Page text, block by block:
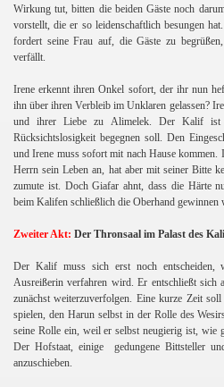
Wirkung tut, bitten die beiden Gäste noch
vorstellt, die er so leidenschaftlich besungen
fordert seine Frau auf, die Gäste zu
verfällt.
Irene erkennt ihren Onkel sofort, der ihr nun
ihn über ihren Verbleib im Unklaren gelassen?
und ihrer Liebe zu Alimelek. Der Kalif
Rücksichtslosigkeit begegnen soll. Den
und Irene muss sofort mit nach Hause kommen.
Herrn sein Leben an, hat aber mit seiner Bitte
zumute ist. Doch Giafar ahnt, dass die Härte
beim Kalifen schließlich die Oberhand gewinnen
Zweiter Akt: Der Thronsaal im Palast des
Der Kalif muss sich erst noch
Ausreißerin verfahren wird. Er entschließt sich
zunächst weiterzuverfolgen. Eine kurze Zeit
spielen, den Harun selbst in der Rolle des
seine Rolle ein, weil er selbst neugierig ist, wie
Der Hofstaat, einige gedungene Bittsteller
anzuschieben.